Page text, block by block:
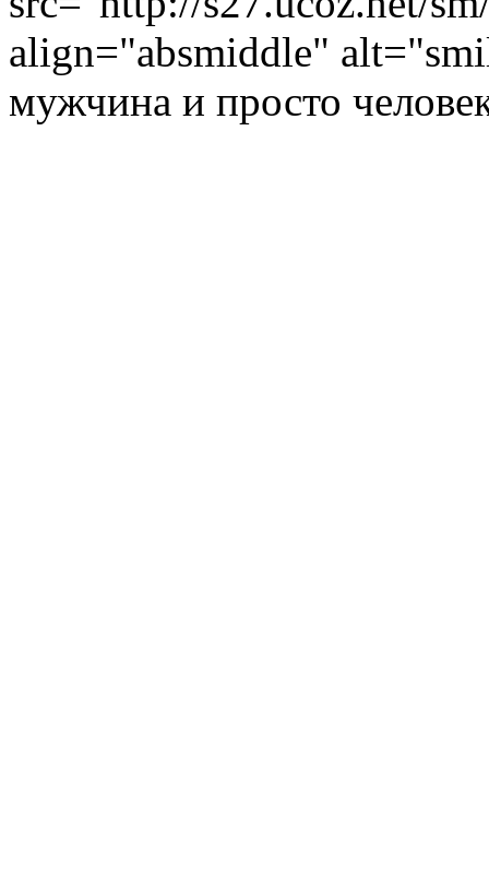
align="absmiddle"
мужчина и просто